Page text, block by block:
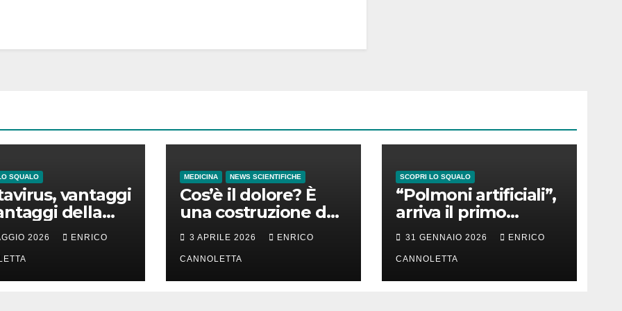
SQUALO
vantaggi
della
incubazione
2026 ENRICO
MEDICINA NEWS SCIENTIFICHE
Cos’è il dolore? È
una costruzione del
cervello
3 APRILE 2026 ENRICO
CANNOLETTA
SCOPRI LO SQUALO
“Polmoni artificiali”,
arriva il primo
successo
31 GENNAIO 2026 ENRICO
CANNOLETTA